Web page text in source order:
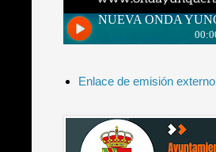
Enlace de emisión externo